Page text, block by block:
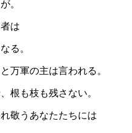
。
は
る。
万軍の主は言われる。
根も枝も残さない。
敬うあなたたちには